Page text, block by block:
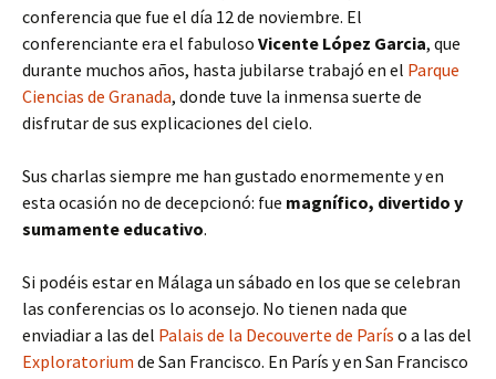
conferencia que fue el día 12 de noviembre. El
conferenciante era el fabuloso Vicente López Garcia, que
durante muchos años, hasta jubilarse trabajó en el Parque
Ciencias de Granada, donde tuve la inmensa suerte de
disfrutar de sus explicaciones del cielo.
Sus charlas siempre me han gustado enormemente y en
esta ocasión no de decepcionó: fue magnífico, divertido y
sumamente educativo.
Si podéis estar en Málaga un sábado en los que se celebran
las conferencias os lo aconsejo. No tienen nada que
enviadiar a las del Palais de la Decouverte de París o a las del
Exploratorium de San Francisco. En París y en San Francisco